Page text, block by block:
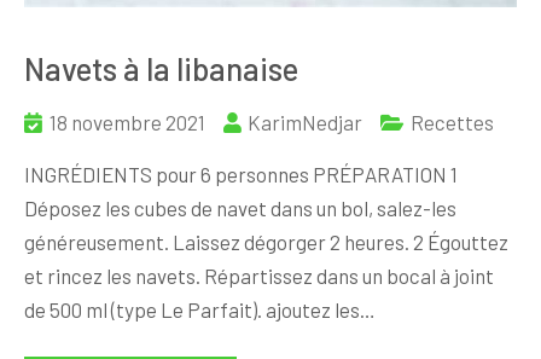
Navets à la libanaise
18 novembre 2021 KarimNedjar Recettes
INGRÉDIENTS pour 6 personnes PRÉPARATION 1
Déposez les cubes de navet dans un bol, salez-les
généreusement. Laissez dégorger 2 heures. 2 Égouttez
et rincez les navets. Répartissez dans un bocal à joint
de 500 ml (type Le Parfait). ajoutez les…